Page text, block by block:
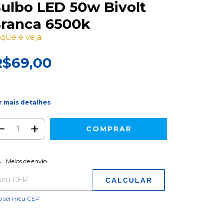
LED 50w Bivolt
6500k
e veja!
mais detalhes
para o CEP:
Meios de envio
CALCULAR
sei meu CEP